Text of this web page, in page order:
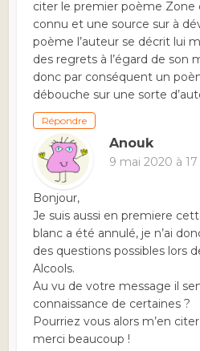
citer le premier poème Zone
connu et une source sur à
poème l’auteur se décrit lui
des regrets à l’égard de son
donc par conséquent un
débouche sur une sorte
Répondre
Anouk
9 mai 2020 à
Bonjour,
Je suis aussi en premiere
blanc a été annulé, je n’ai
des questions possibles lors
Alcools.
Au vu de votre message il
connaissance de certaines ?
Pourriez vous alors m’en
merci beaucoup !